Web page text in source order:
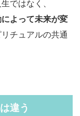
ではなく、
よって未来が変
チュアルの共通
違う